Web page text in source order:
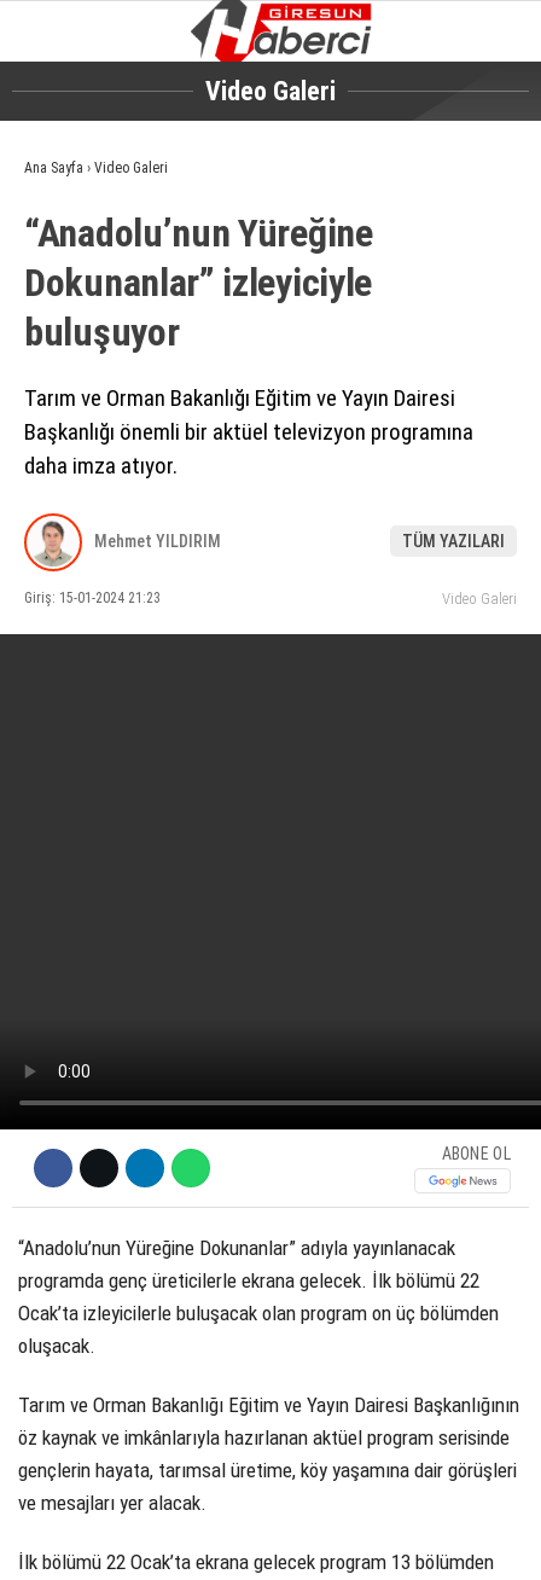
GALERİ
EKONOMI
SIYASET
ASAYIŞ
SPOR
YAŞAM
SAĞLIK
SERVISLER
Video Galeri
Ana Sayfa › Video Galeri
“Anadolu’nun Yüreğine
Dokunanlar” izleyiciyle
buluşuyor
Tarım ve Orman Bakanlığı Eğitim ve Yayın Dairesi
Başkanlığı önemli bir aktüel televizyon programına
daha imza atıyor.
Mehmet YILDIRIM TÜM YAZILARI
Giriş: 15-01-2024 21:23 Video Galeri
ABONE OL
“Anadolu’nun Yüreğine Dokunanlar” adıyla yayınlanacak
programda genç üreticilerle ekrana gelecek. İlk bölümü 22
Ocak’ta izleyicilerle buluşacak olan program on üç bölümden
oluşacak.
Tarım ve Orman Bakanlığı Eğitim ve Yayın Dairesi Başkanlığının
öz kaynak ve imkânlarıyla hazırlanan aktüel program serisinde
gençlerin hayata, tarımsal üretime, köy yaşamına dair görüşleri
ve mesajları yer alacak.
İlk bölümü 22 Ocak’ta ekrana gelecek program 13 bölümden